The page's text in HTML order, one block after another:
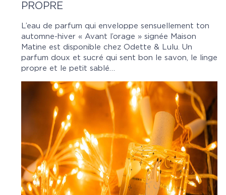
PROPRE
L’eau de parfum qui enveloppe sensuellement ton
automne-hiver « Avant l’orage » signée Maison
Matine est disponible chez Odette & Lulu. Un
parfum doux et sucré qui sent bon le savon, le linge
propre et le petit sablé…